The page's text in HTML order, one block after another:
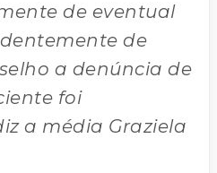
de eventual
de
a denúncia de
foi
a média Graziela